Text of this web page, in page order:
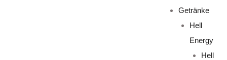
Getränke
Hell
Energy
Hell